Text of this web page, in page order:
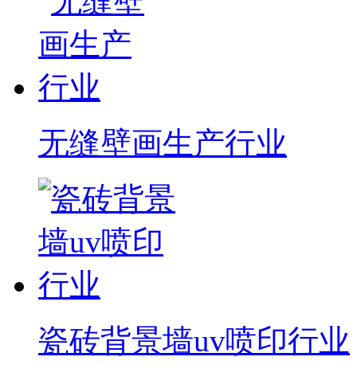
无缝壁画生产行业
瓷砖背景墙uv喷印行业